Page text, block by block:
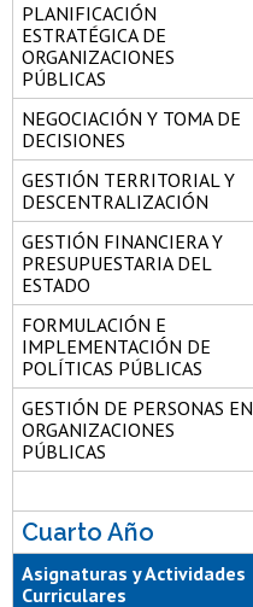
PLANIFICACIÓN
ESTRATÉGICA DE
ORGANIZACIONES
PÚBLICAS
NEGOCIACIÓN Y TOMA DE
DECISIONES
GESTIÓN TERRITORIAL Y
DESCENTRALIZACIÓN
GESTIÓN FINANCIERA Y
PRESUPUESTARIA DEL
ESTADO
FORMULACIÓN E
IMPLEMENTACIÓN DE
POLÍTICAS PÚBLICAS
GESTIÓN DE PERSONAS EN
ORGANIZACIONES
PÚBLICAS
Cuarto Año
Asignaturas y Actividades
Curriculares